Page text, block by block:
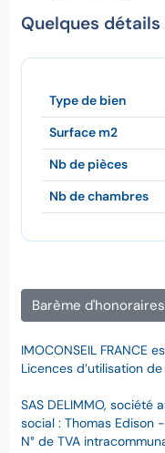
Quelques
Type de bien
Surface m2
Nb de pièces
Nb de chambres
Barème d'honoraires
IMOCONSEIL FRANCE
Licences d’utilisation
SAS DELIMMO,
social : Thomas Edison
N° de TVA